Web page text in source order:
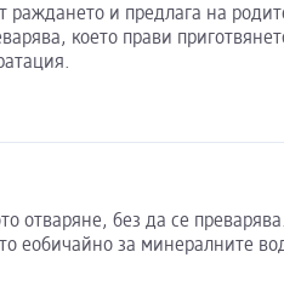
и предлага на
което прави
отваряне, без да се
еобичайно за минералните